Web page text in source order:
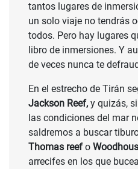
tantos lugares de
un solo viaje no tendrás
todos. Pero hay lugares
libro de inmersiones. Y
de veces nunca te
En el estrecho de Tirán
Jackson Reef, y quizás,
las condiciones del mar
saldremos a buscar
Thomas reefo
arrecifes en los que